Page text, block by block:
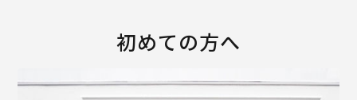
初めての方へ